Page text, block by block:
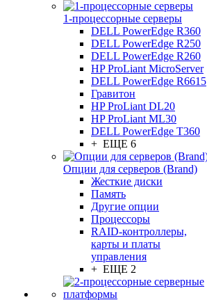
1-процессорные серверы
DELL PowerEdge R360
DELL PowerEdge R250
DELL PowerEdge R260
HP ProLiant MicroServer
DELL PowerEdge R6615
Гравитон
HP ProLiant DL20
HP ProLiant ML30
DELL PowerEdge T360
+ ЕЩЕ 6
Опции для серверов (Brand)
Жесткие диски
Память
Другие опции
Процессоры
RAID-контроллеры,
карты и платы
управления
+ ЕЩЕ 2